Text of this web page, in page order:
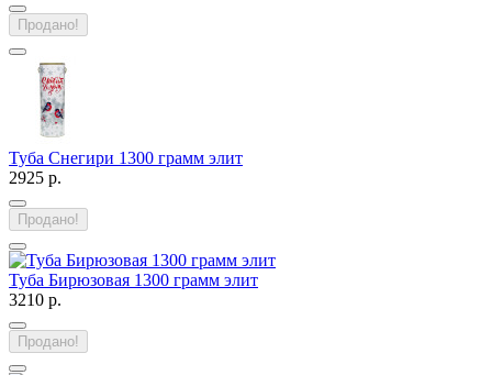
Продано!
Туба Снегири 1300 грамм элит
2925 р.
Продано!
Туба Бирюзовая 1300 грамм элит
3210 р.
Продано!